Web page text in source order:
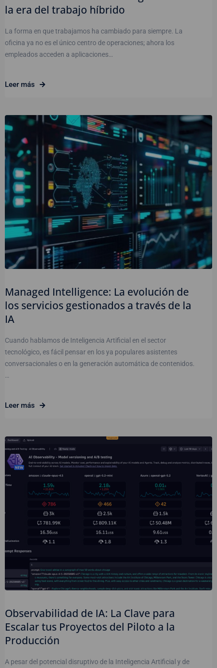
la era del trabajo híbrido
La forma en que trabajamos ha cambiado para siempre. La
oficina ya no es el único centro de operaciones; ahora los
empleados acceden a aplicaciones…
Leer más
Managed Intelligence: La evolución de
los servicios gestionados a través de la
IA
Cuando hablamos de Inteligencia Artificial en el sector
tecnológico, es fácil pensar en los ya populares asistentes
conversacionales o en la generación automática de contenidos.
…
Leer más
Observabilidad de IA: La Clave para
Escalar tus Proyectos del Piloto a la
Producción
A pesar del potencial disruptivo de la Inteligencia Artificial y de